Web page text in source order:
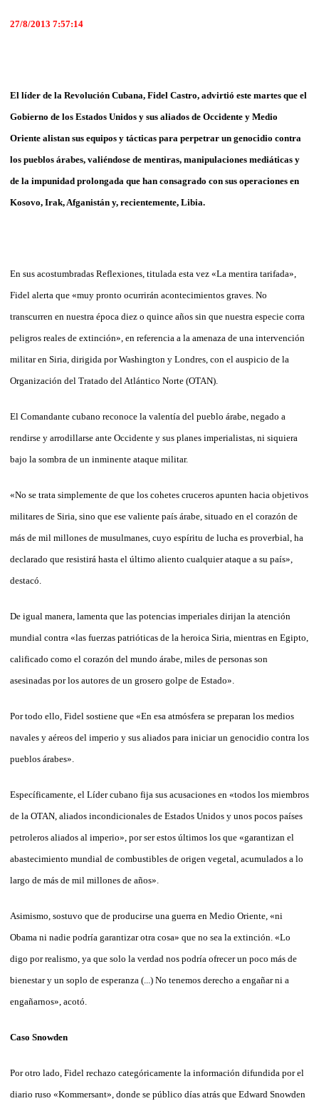
27/8/2013 7:57:14
El líder de la Revolución Cubana, Fidel Castro, advirtió este martes que el
Gobierno de los Estados Unidos y sus aliados de Occidente y Medio
Oriente alistan sus equipos y tácticas para perpetrar un genocidio contra
los pueblos árabes, valiéndose de mentiras, manipulaciones mediáticas y
de la impunidad prolongada que han consagrado con sus operaciones en
Kosovo, Irak, Afganistán y, recientemente, Libia.
En sus acostumbradas Reflexiones, titulada esta vez «La mentira tarifada»,
Fidel alerta que «muy pronto ocurrirán acontecimientos graves. No
transcurren en nuestra época diez o quince años sin que nuestra especie corra
peligros reales de extinción», en referencia a la amenaza de una intervención
militar en Siria, dirigida por Washington y Londres, con el auspicio de la
Organización del Tratado del Atlántico Norte (OTAN).
El Comandante cubano reconoce la valentía del pueblo árabe, negado a
rendirse y arrodillarse ante Occidente y sus planes imperialistas, ni siquiera
bajo la sombra de un inminente ataque militar.
«No se trata simplemente de que los cohetes cruceros apunten hacia objetivos
militares de Siria, sino que ese valiente país árabe, situado en el corazón de
más de mil millones de musulmanes, cuyo espíritu de lucha es proverbial, ha
declarado que resistirá hasta el último aliento cualquier ataque a su país»,
destacó.
De igual manera, lamenta que las potencias imperiales dirijan la atención
mundial contra «las fuerzas patrióticas de la heroica Siria, mientras en Egipto,
calificado como el corazón del mundo árabe, miles de personas son
asesinadas por los autores de un grosero golpe de Estado».
Por todo ello, Fidel sostiene que «En esa atmósfera se preparan los medios
navales y aéreos del imperio y sus aliados para iniciar un genocidio contra los
pueblos árabes».
Específicamente, el Líder cubano fija sus acusaciones en «todos los miembros
de la OTAN, aliados incondicionales de Estados Unidos y unos pocos países
petroleros aliados al imperio», por ser estos últimos los que «garantizan el
abastecimiento mundial de combustibles de origen vegetal, acumulados a lo
largo de más de mil millones de años».
Asimismo, sostuvo que de producirse una guerra en Medio Oriente, «ni
Obama ni nadie podría garantizar otra cosa» que no sea la extinción. «Lo
digo por realismo, ya que solo la verdad nos podría ofrecer un poco más de
bienestar y un soplo de esperanza (...) No tenemos derecho a engañar ni a
engañarnos», acotó.
Caso Snowden
Por otro lado, Fidel rechazo categóricamente la información difundida por el
diario ruso «Kommersant», donde se público días atrás que Edward Snowden